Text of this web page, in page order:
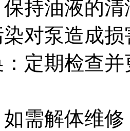
持油液的
对泵造成损
定期检查
需解体维